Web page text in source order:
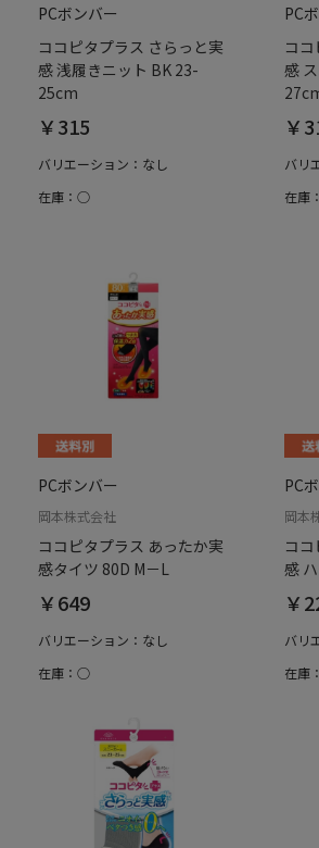
PCボンバー
ココピタプラス さらっと実
感 浅履きニット BK 23-
25cm
￥315
バリエーション：なし
在庫：○
PC
コ
感
￥
バリ
在庫
PCボンバー
岡本株式会社
ココピタプラス あったか実
感タイツ 80D M－L
￥649
バリエーション：なし
在庫：○
PC
岡本
コ
感
￥
バリ
在庫